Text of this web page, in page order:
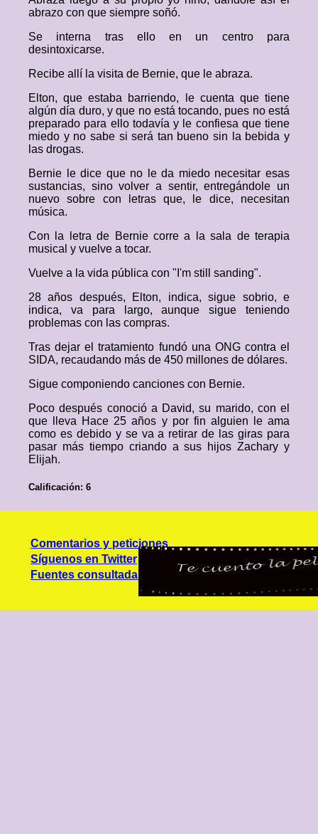
abrazo con que siempre soñó.
Se interna tras ello en un centro para
desintoxicarse.
Recibe allí la visita de Bernie, que le abraza.
Elton, que estaba barriendo, le cuenta que tiene
algún día duro, y que no está tocando, pues no está
preparado para ello todavía y le confiesa que tiene
miedo y no sabe si será tan bueno sin la bebida y
las drogas.
Bernie le dice que no le da miedo necesitar esas
sustancias, sino volver a sentir, entregándole un
nuevo sobre con letras que, le dice, necesitan
música.
Con la letra de Bernie corre a la sala de terapia
musical y vuelve a tocar.
Vuelve a la vida pública con "I'm still sanding".
28 años después, Elton, indica, sigue sobrio, e
indica, va para largo, aunque sigue teniendo
problemas con las compras.
Tras dejar el tratamiento fundó una ONG contra el
SIDA, recaudando más de 450 millones de dólares.
Sigue componiendo canciones con Bernie.
Poco después conoció a David, su marido, con el
que lleva Hace 25 años y por fin alguien le ama
como es debido y se va a retirar de las giras para
pasar más tiempo criando a sus hijos Zachary y
Elijah.
Calificación: 6
Comentarios y peticiones
Síguenos en Twitter
Fuentes consultadas